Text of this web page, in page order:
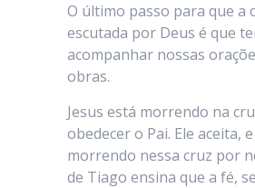
O último passo para que a
escutada por Deus é que
acompanhar nossas
obras.
Jesus está morrendo na
obedecer o Pai. Ele aceita,
morrendo nessa cruz por
de Tiago ensina que a fé,